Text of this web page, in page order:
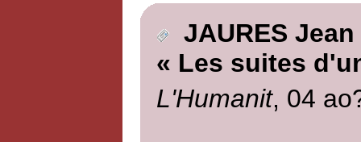
JAURES Jean
« Les suites
L'Humanit, 04